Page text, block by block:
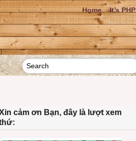
Home It’s PHP
cảm ơn Bạn, đây là lượt xem